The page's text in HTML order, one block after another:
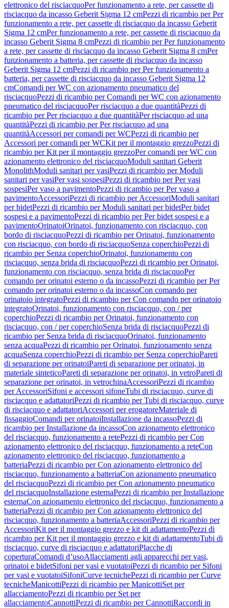
elettronico del risciacquoPer funzionamento a rete, per cassette di
risciacquo da incasso Geberit Sigma 12 cmPezzi di ricambio per Per
funzionamento a rete, per cassette di risciacquo da incasso Geberit
Sigma 12 cmPer funzionamento a rete, per cassette di risciacquo da
incasso Geberit Sigma 8 cmPezzi di ricambio per Per funzionamento
a rete, per cassette di risciacquo da incasso Geberit Sigma 8 cmPer
funzionamento a batteria, per cassette di risciacquo da incasso
Geberit Sigma 12 cmPezzi di ricambio per Per funzionamento a
batteria, per cassette di risciacquo da incasso Geberit Sigma 12
cmComandi per WC con azionamento pneumatico del
risciacquoPezzi di ricambio per Comandi per WC con azionamento
pneumatico del risciacquoPer risciacquo a due quantitàPezzi di
ricambio per Per risciacquo a due quantitàPer risciacquo ad una
quantitàPezzi di ricambio per Per risciacquo ad una
quantitàAccessori per comandi per WCPezzi di ricambio per
Accessori per comandi per WCKit per il montaggio grezzoPezzi di
ricambio per Kit per il montaggio grezzoPer comandi per WC con
azionamento elettronico del risciacquoModuli sanitari Geberit
MonolithModuli sanitari per vasiPezzi di ricambio per Moduli
sanitari per vasiPer vasi sospesiPezzi di ricambio per Per vasi
sospesiPer vaso a pavimentoPezzi di ricambio per Per vaso a
pavimentoAccessoriPezzi di ricambio per AccessoriModuli sanitari
per bidetPezzi di ricambio per Moduli sanitari per bidetPer bidet
sospesi e a pavimentoPezzi di ricambio per Per bidet sospesi e a
pavimentoOrinatoiOrinatoi, funzionamento con risciacquo, con
bordo di risciacquoPezzi di ricambio per Orinatoi, funzionamento
con risciacquo, con bordo di risciacquoSenza coperchioPezzi di
ricambio per Senza coperchioOrinatoi, funzionamento con
risciacquo, senza brida di risciacquoPezzi di ricambio per Orinatoi,
funzionamento con risciacquo, senza brida di risciacquoPer
comando per orinatoi esterno o da incassoPezzi di ricambio per Per
comando per orinatoi esterno o da incassoCon comando per
orinatoio integratoPezzi di ricambio per Con comando per orinatoio
integratoOrinatoi, funzionamento con risciacquo, con / per
coperchioPezzi di ricambio per Orinatoi, funzionamento con
risciacquo, con / per coperchioSenza brida di risciacquoPezzi di
ricambio per Senza brida di risciacquoOrinatoi, funzionamento
senza acquaPezzi di ricambio per Orinatoi, funzionamento senza
acquaSenza coperchioPezzi di ricambio per Senza coperchioPareti
di separazione per orinatoiPareti di separazione per orinatoi, in
materiale sinteticoPareti di separazione per orinatoi, in vetroPareti di
separazione per orinatoi, in vetrochinaAccessoriPezzi di ricambio
per AccessoriSifoni e accessori sifoneTubi di risciacquo, curve di
risciacquo e adattatoriPezzi di ricambio per Tubi di risciacquo, curve
di risciacquo e adattatoriAccessori per erogatoreMateriale di
fissaggioComandi per orinatoiInstallazione da incassoPezzi di
ricambio per Installazione da incassoCon azionamento elettronico
del risciacquo, funzionamento a retePezzi di ricambio per Con
azionamento elettronico del risciacquo, funzionamento a reteCon
azionamento elettronico del risciacquo, funzionamento a
batteriaPezzi di ricambio per Con azionamento elettronico del
risciacquo, funzionamento a batteriaCon azionamento pneumatico
del risciacquoPezzi di ricambio per Con azionamento pneumatico
del risciacquoInstallazione esternaPezzi di ricambio per Installazione
esternaCon azionamento elettronico del risciacquo, funzionamento a
batteriaPezzi di ricambio per Con azionamento elettronico del
risciacquo, funzionamento a batteriaAccessoriPezzi di ricambio per
AccessoriKit per il montaggio grezzo e kit di adattamentoPezzi di
ricambio per Kit per il montaggio grezzo e kit di adattamentoTubi di
risciacquo, curve di risciacquo e adattatoriPlacche di
coperturaComandi d’usoAllacciamenti agli apparecchi per vasi,
orinatoi e bidetSifoni per vasi e vuotatoiPezzi di ricambio per Sifoni
per vasi e vuotatoiSifoniCurve tecnichePezzi di ricambio per Curve
tecnicheManicottiPezzi di ricambio per ManicottiSet per
allacciamentoPezzi di ricambio per Set per
allacciamentoCannottiPezzi di ricambio per CannottiRaccordi in